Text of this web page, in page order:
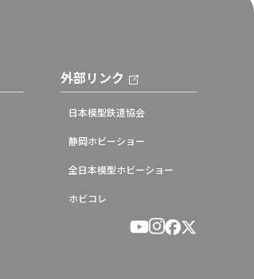
外部リンク
日本模型鉄道協会
静岡ホビーショー
全日本模型ホビーショー
ホビコレ